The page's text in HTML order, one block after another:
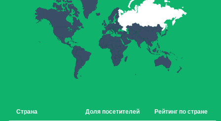
Страна Доля посетителей Рейтинг по стране